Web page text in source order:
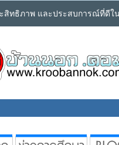
สิทธิภาพ และประสบการณ์ที่ดี